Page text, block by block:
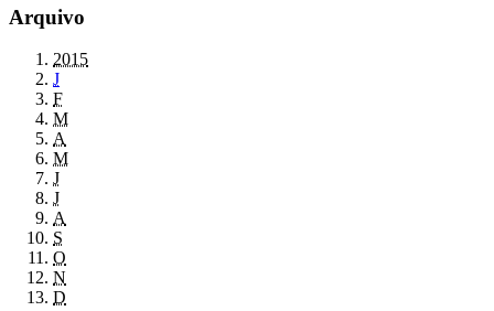
Arquivo
2015
J
F
M
A
M
J
J
A
S
O
N
D